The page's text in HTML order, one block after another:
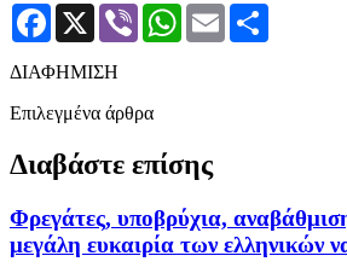
Facebook
X Viber WhatsApp
Email
ΔΙΑΦΗΜΙΣΗ
Επιλεγμένα άρθρα
Διαβάστε επίσης
Φρεγάτες, υποβρύχια,
μεγάλη ευκαιρία των ελληνικών